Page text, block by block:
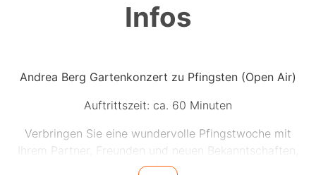
Infos
Andrea Berg Gartenkonzert zu Pfingsten (Open Air)
Auftrittszeit: ca. 60 Minuten
Verbringen Sie eine wundervolle Pfingstwoche mit
Ihrem Partner, Freunden und neuen Bekanntschaften,
die Sie sicherlich knüpfen werden. Erleben Sie